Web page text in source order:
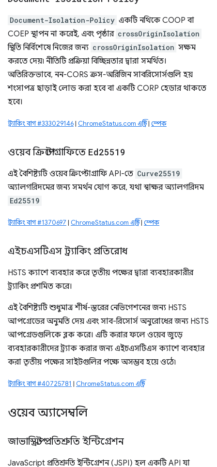
Document-Isolation-Policy একটি নথিকে COOP বা
COEP স্থাপন না করেই, এবং পৃষ্ঠার crossOriginIsolation
স্থিতি নির্বিশেষে নিজের জন্য crossOriginIsolation সক্ষম
করতে দেয়৷ নীতিটি প্রক্রিয়া বিচ্ছিন্নতার দ্বারা সমর্থিত।
অতিরিক্তভাবে, নন-CORS ক্রস-অরিজিন সাবরিসোর্সগুলি হয়
শংসাপত্র ছাড়াই লোড করা হবে বা একটি CORP হেডার থাকতে
হবে।
ট্র্যাকিং বাগ #333029146| ChromeStatus.com এন্ট্রি| স্পেক
ওয়েব ক্রিপ্টোগ্রাফিতে Ed25519
এই বৈশিষ্ট্যটি ওয়েব ক্রিপ্টোগ্রাফি API-তে Curve25519
অ্যালগরিদমের জন্য সমর্থন যোগ করে, যথা স্বাক্ষর অ্যালগরিদম
Ed25519
ট্র্যাকিং বাগ #1370697 | ChromeStatus.com এন্ট্রি| স্পেক
এইচএসটিএস ট্র্যাকিং প্রতিরোধ
HSTS ক্যাশে ব্যবহার করে তৃতীয় পক্ষের দ্বারা ব্যবহারকারীর
ট্র্যাকিং প্রশমিত করে।
এই বৈশিষ্ট্যটি শুধুমাত্র শীর্ষ-স্তরের নেভিগেশনের জন্য HSTS
আপগ্রেডের অনুমতি দেয় এবং সাব-রিসোর্স অনুরোধের জন্য HSTS
আপগ্রেডগুলিকে ব্লক করে। এটি করার ফলে ওয়েব জুড়ে
ব্যবহারকারীদের ট্র্যাক করার জন্য এইচএসটিএস ক্যাশে ব্যবহার
করা তৃতীয় পক্ষের সাইটগুলির পক্ষে অসম্ভব হয়ে ওঠে৷
ট্র্যাকিং বাগ #40725781 | ChromeStatus.com এন্ট্রি
ওয়েব অ্যাসেম্বলি
জাভাস্ক্রিপ্ট প্রতিশ্রুতি ইন্টিগ্রেশন
JavaScript প্রতিশ্রুতি ইন্টিগ্রেশন (JSPI) হল একটি API যা